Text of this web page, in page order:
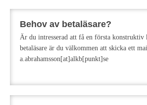
Behov av betaläsare?
Är du intresserad att få en första
betaläsare är du välkommen att skicka ett
a.abrahamsson[at]alkb[punkt]se